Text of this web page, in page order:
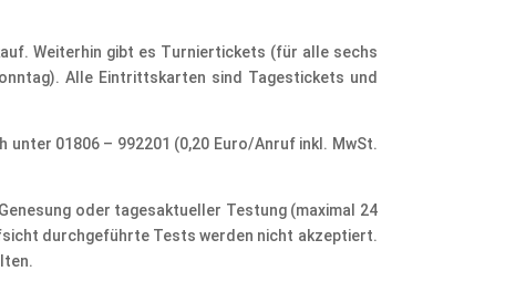
Weiterhin gibt es Turniertickets (für alle sechs
Alle Eintrittskarten sind Tagestickets und
01806 – 992201 (0,20 Euro/Anruf inkl. MwSt.
oder tagesaktueller Testung (maximal 24
durchgeführte Tests werden nicht akzeptiert.